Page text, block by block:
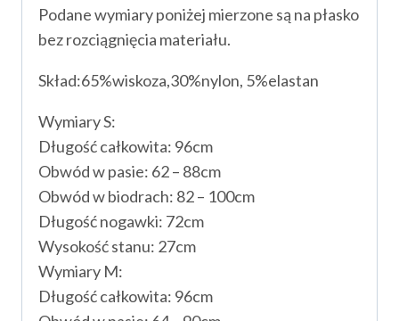
Podane wymiary poniżej mierzone są na płasko
bez rozciągnięcia materiału.
Skład:65%wiskoza,30%nylon, 5%elastan
Wymiary S:
Długość całkowita: 96cm
Obwód w pasie: 62 – 88cm
Obwód w biodrach: 82 – 100cm
Długość nogawki: 72cm
Wysokość stanu: 27cm
Wymiary M:
Długość całkowita: 96cm